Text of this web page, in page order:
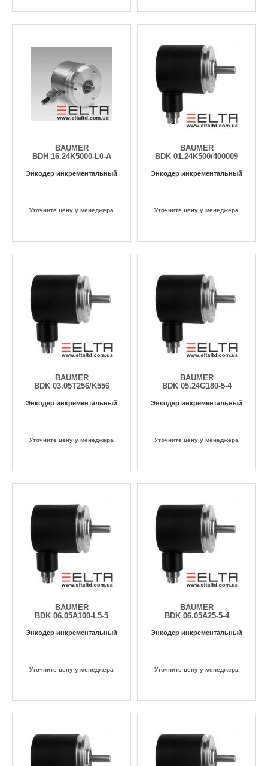
BAUMER
BDH 16.24K5000-L0-A
Энкодер инкрементальный
Уточните цену у менеджера
BAUMER
BDK 01.24K500/400009
Энкодер инкрементальный
Уточните цену у менеджера
BAUMER
BDK 03.05T256/K556
Энкодер инкрементальный
Уточните цену у менеджера
BAUMER
BDK 05.24G180-5-4
Энкодер инкрементальный
Уточните цену у менеджера
BAUMER
BDK 06.05A100-L5-5
Энкодер инкрементальный
Уточните цену у менеджера
BAUMER
BDK 06.05A25-5-4
Энкодер инкрементальный
Уточните цену у менеджера